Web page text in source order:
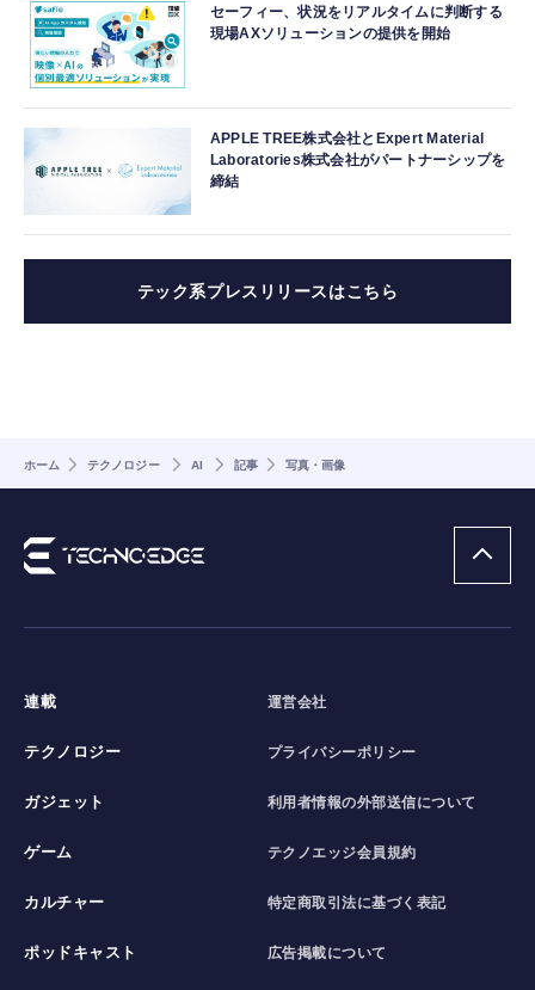
セーフィー、状況をリアルタイムに判断する
現場AXソリューションの提供を開始
APPLE TREE株式会社とExpert Material
Laboratories株式会社がパートナーシップを
締結
テック系プレスリリースはこちら
ホーム テクノロジー AI 記事 写真・画像
連載
テクノロジー
ガジェット
ゲーム
カルチャー
ポッドキャスト
運営会社
プライバシーポリシー
利用者情報の外部送信について
テクノエッジ会員規約
特定商取引法に基づく表記
広告掲載について